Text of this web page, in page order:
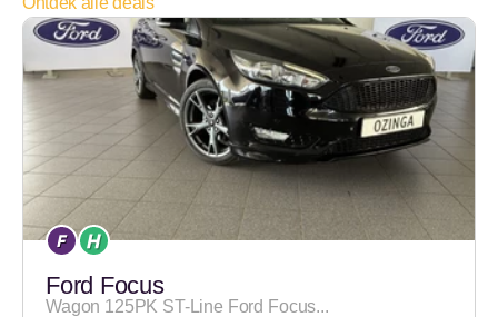
Ford Focus
Wagon 125PK ST-Line Ford Focus...